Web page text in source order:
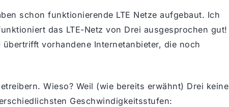
schon funktionierende LTE Netze aufgebaut. Ich
das LTE-Netz von Drei ausgesprochen gut!
vorhandene Internetanbieter, die noch
Wieso? Weil (wie bereits erwähnt) Drei keine
Geschwindigkeitsstufen: